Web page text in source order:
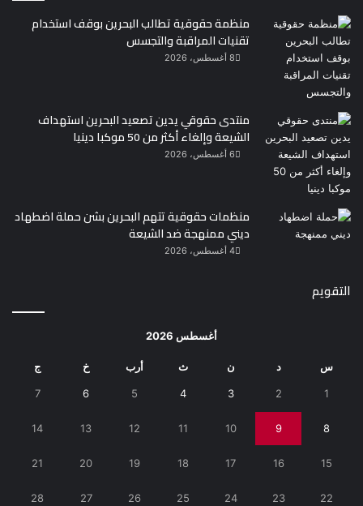
منظمة حقوقية تطالب البحرين بوقف استخدام
تقنيات المراقبة والتجسس
8 أغسطس، 2026
منتدى حقوقي يدين تصعيد البحرين استهداف
الشيعة وإلغاء أكثر من 50 موكبا دينيا
6 أغسطس، 2026
منظمات حقوقية تتهم البحرين بشن حملة اضطهاد
ديني ممنهجة ضد الشيعة
4 أغسطس، 2026
التقويم
أغسطس 2026
س د ن ث أرب خ ج
1
2
3
4
5
6
7
8
9
10
11
12
13
14
15
16
17
18
19
20
21
22
23
24
25
26
27
28